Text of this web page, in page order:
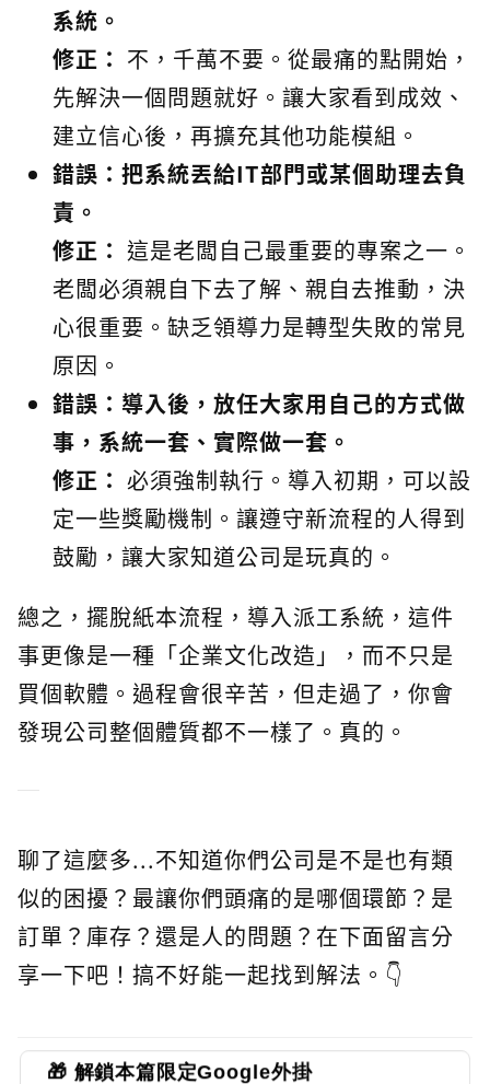
系統。
修正： 不，千萬不要。從最痛的點開始，
先解決一個問題就好。讓大家看到成效、
建立信心後，再擴充其他功能模組。
錯誤：把系統丟給IT部門或某個助理去負
責。
修正： 這是老闆自己最重要的專案之一。
老闆必須親自下去了解、親自去推動，決
心很重要。缺乏領導力是轉型失敗的常見
原因。
錯誤：導入後，放任大家用自己的方式做
事，系統一套、實際做一套。
修正： 必須強制執行。導入初期，可以設
定一些獎勵機制。讓遵守新流程的人得到
鼓勵，讓大家知道公司是玩真的。
總之，擺脫紙本流程，導入派工系統，這件
事更像是一種「企業文化改造」，而不只是
買個軟體。過程會很辛苦，但走過了，你會
發現公司整個體質都不一樣了。真的。
聊了這麼多...不知道你們公司是不是也有類
似的困擾？最讓你們頭痛的是哪個環節？是
訂單？庫存？還是人的問題？在下面留言分
享一下吧！搞不好能一起找到解法。👇
🎁 解鎖本篇限定Google外掛